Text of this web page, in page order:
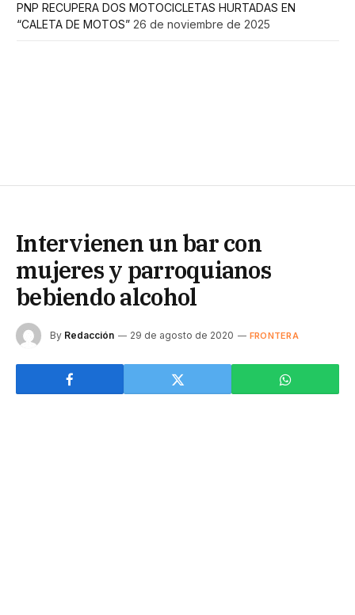
PNP RECUPERA DOS MOTOCICLETAS HURTADAS EN
“CALETA DE MOTOS” 26 de noviembre de 2025
Intervienen un bar con
mujeres y parroquianos
bebiendo alcohol
By Redacción 29 de agosto de 2020 FRONTERA